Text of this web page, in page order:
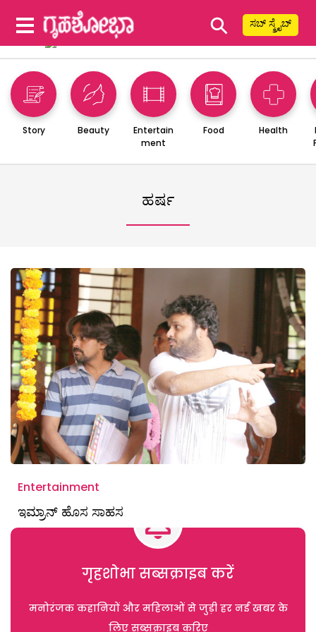
⚲ ಸಬ್ ಸ್ಕ್ರೈಬ್
Story Beauty
Entertain
ment
Food Health
ಹರ್ಷ
Entertainment
ಇಮ್ರಾನ್ ಹೊಸ ಸಾಹಸ
गृहशोभा सब्सक्राइब करें
मनोरंजक कहानियों और महिलाओं से जुड़ी हर नई खबर के
लिए सब्सक्राइब करिए